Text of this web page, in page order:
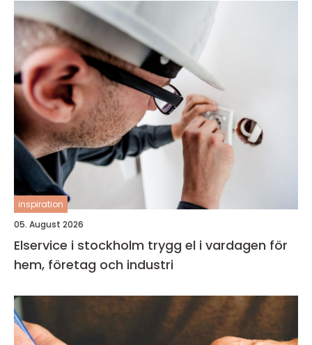
inspiration
05. August 2026
Elservice i stockholm trygg el i vardagen för
hem, företag och industri